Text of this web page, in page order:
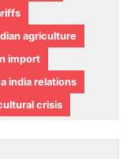
agriculture
import
india relations
crisis